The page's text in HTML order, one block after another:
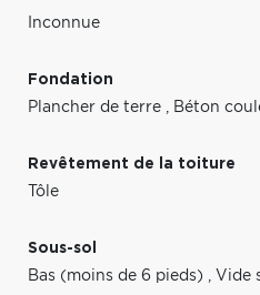
Inconnue
Fondation
Plancher de terre , Béton
Revêtement de la toiture
Tôle
Sous-sol
Bas (moins de 6 pieds) , Vide